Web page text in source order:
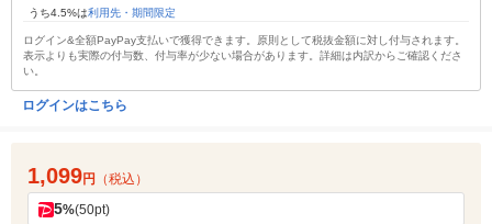
うち4.5%は利用先・期間限定
ログイン&全額PayPay支払いで獲得できます。原則として税抜金額に対し付与されます。
表示よりも実際の付与数、付与率が少ない場合があります。詳細は内訳からご確認くださ
い。
ログインはこちら
1,099円 （税込）
5%(50pt)